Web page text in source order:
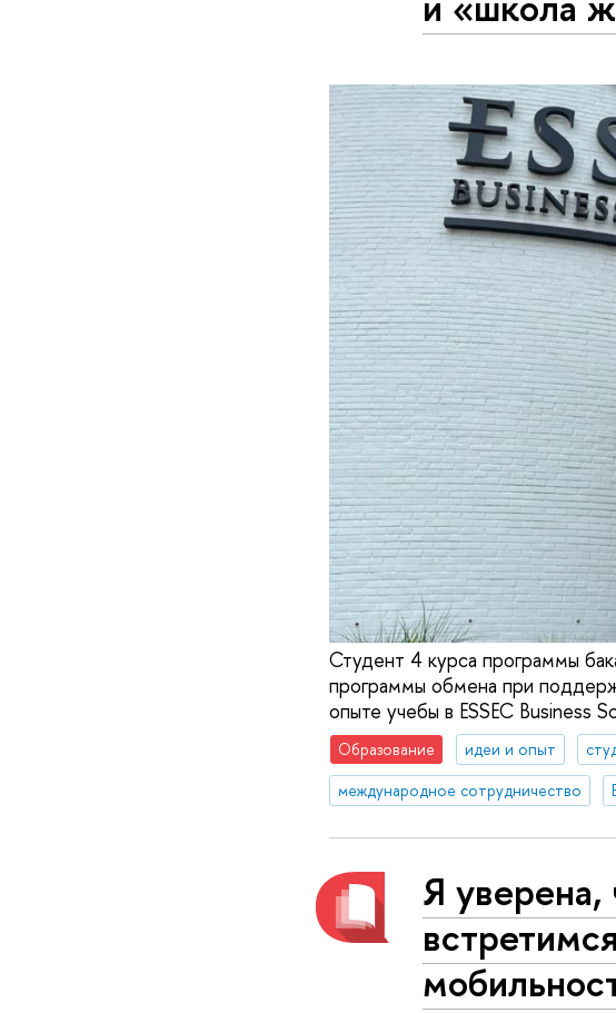
Студент 4 курса программы
программы обмена при
опыте учебы в ESSEC Business
Образование идеи и опыт
международное сотрудничество
Я